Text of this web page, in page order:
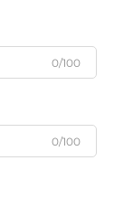
0/100
0/100